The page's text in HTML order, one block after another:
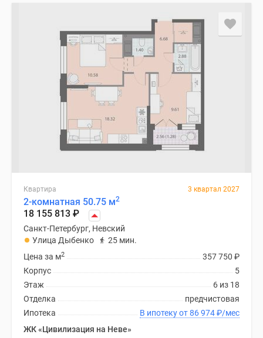
Квартира 3 квартал 2027
2-комнатная 50.75 м2
18 155 813 ₽
Санкт-Петербург, Невский
Улица Дыбенко
25 мин.
357 750 ₽
Цена за м2
5
Корпус
6 из 18
Этаж
предчистовая
Отделка
В ипотеку от 86 974₽/мес
Ипотека
ЖК «Цивилизация на Неве»